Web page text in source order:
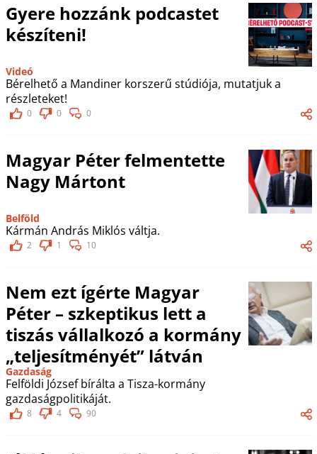
Gyere hozzánk podcastet
készíteni!
Videó
Bérelhető a Mandiner korszerű stúdiója, mutatjuk a
részleteket!
0 0 0
Magyar Péter felmentette
Nagy Mártont
Belföld
Kármán András Miklós váltja.
2 1 10
Nem ezt ígérte Magyar
Péter – szkeptikus lett a
tiszás vállalkozó a kormány
„teljesítményét” látván
Gazdaság
Felföldi József bírálta a Tisza-kormány
gazdaságpolitikáját.
8 4 90